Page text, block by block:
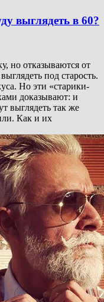
выглядеть в 60?
но отказываются от
под старость.
Но эти «старики-
доказывают: и
выглядеть так же
Как и их